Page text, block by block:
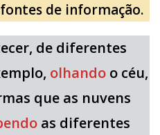
de informação.
de diferentes
olhando o céu,
que as nuvens
as diferentes